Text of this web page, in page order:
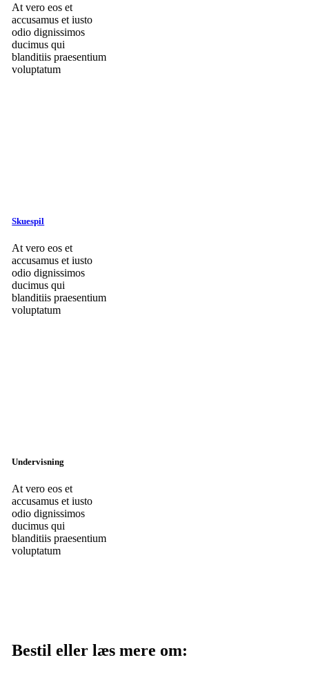
At vero eos et
accusamus et iusto
odio dignissimos
ducimus qui
blanditiis praesentium
voluptatum
Skuespil
At vero eos et
accusamus et iusto
odio dignissimos
ducimus qui
blanditiis praesentium
voluptatum
Undervisning
At vero eos et
accusamus et iusto
odio dignissimos
ducimus qui
blanditiis praesentium
voluptatum
Bestil eller læs mere om: